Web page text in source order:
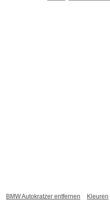
BMW Autokratzer entfernen
Kleuren